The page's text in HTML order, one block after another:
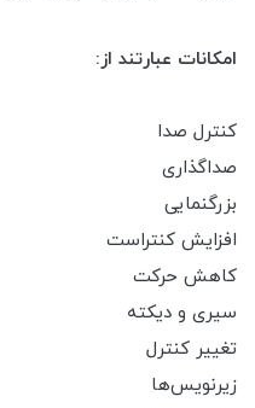
امکانات عبارتند از:
کنترل صدا
صداگذاری
بزرگنمایی
افزایش کنتراست
کاهش حرکت
سیری و دیکته
تغییر کنترل
زیرنویس‌ها